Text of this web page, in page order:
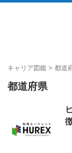
キャリア図鑑 > 都道
都道府県